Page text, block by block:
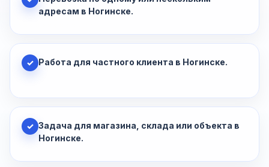
адресам в Ногинске.
✓ Работа для частного клиента в Ногинске.
✓ Задача для магазина, склада или объекта в
Ногинске.